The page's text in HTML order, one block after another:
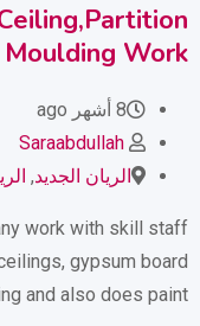
Work
8 أشهر ago
Saraabdullah
الريان الجديد,
work with skill staff
gypsum board
and also does paint…